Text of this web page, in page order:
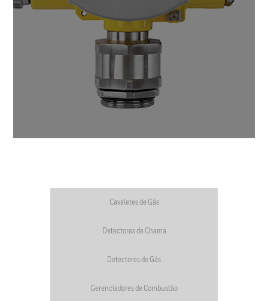
Cavaletes de Gás
Detectores de Chama
Detectores de Gás
Gerenciadores de Combustão